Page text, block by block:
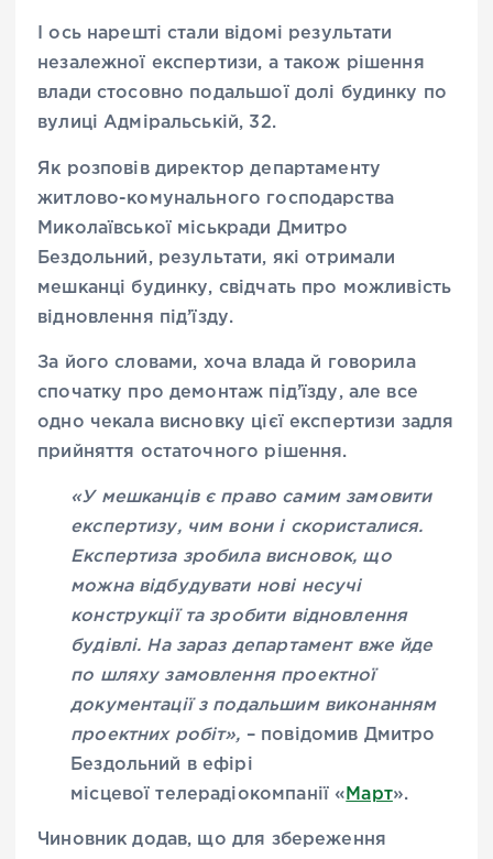
І ось нарешті стали відомі результати
незалежної експертизи, а також рішення
влади стосовно подальшої долі будинку по
вулиці Адміральській, 32.
Як розповів директор департаменту
житлово-комунального господарства
Миколаївської міськради Дмитро
Бездольний, результати, які отримали
мешканці будинку, свідчать про можливість
відновлення під’їзду.
За його словами, хоча влада й говорила
спочатку про демонтаж під’їзду, але все
одно чекала висновку цієї експертизи задля
прийняття остаточного рішення.
«У мешканців є право самим замовити
експертизу, чим вони і скористалися.
Експертиза зробила висновок, що
можна відбудувати нові несучі
конструкції та зробити відновлення
будівлі. На зараз департамент вже йде
по шляху замовлення проектної
документації з подальшим виконанням
проектних робіт», – повідомив Дмитро
Бездольний в ефірі
місцевої телерадіокомпанії « Март».
Чиновник додав, що для збереження